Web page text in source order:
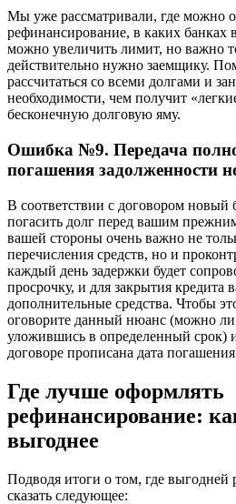
Мы уже рассматривали, где можно
рефинансирование, в каких банках
можно увеличить лимит, но важно
действительно нужно заемщику.
рассчитаться со всеми долгами и
необходимости, чем получит
бесконечную долговую яму.
Ошибка №9. Передача
погашения задолженности
В соответствии с договором новый
погасить долг перед вашим
вашей стороны очень важно не
перечисления средств, но и
каждый день задержки будет
просрочку, и для закрытия кредита
дополнительные средства. Чтобы
оговорите данный нюанс (можно ли
уложившись в определенный срок)
договоре прописана дата
Где лучше оформлять
рефинансирование:
выгоднее
Подводя итоги о том, где выгодней
сказать следующее: